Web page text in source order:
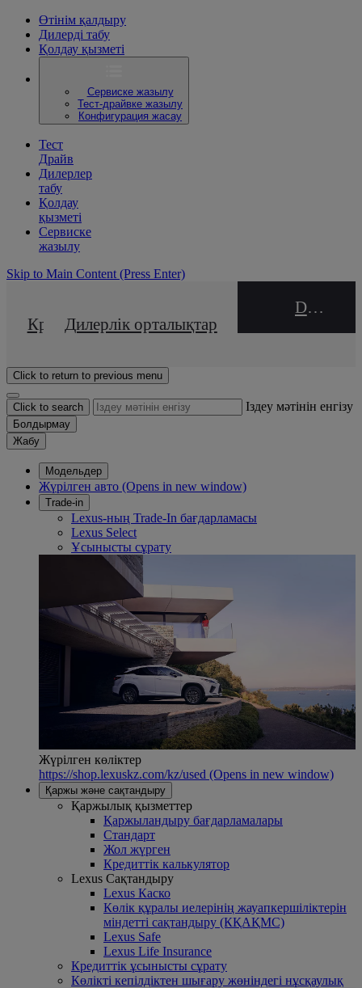
Өтінім қалдыру
Дилерді табу
Қолдау қызметі
Сервиске жазылу
Тест-драйвке жазылу
Конфигурация жасау
Тест
Драйв
Дилерлер
табу
Қолдау
қызметі
Сервиске
жазылу
Skip to Main Content (Press Enter)
Кредиттік калькулятор
Дилерлік орталықтар
DEALER NAME
Click to return to previous menu
Click to search Іздеу мәтінін енгізу
Болдырмау
Жабу
Модельдер
Жүрілген авто (Opens in new window)
Trade-in
Lexus-ның Trade-In бағдарламасы
Lexus Select
Ұсынысты сұрату
Жүрілген көліктер
https://shop.lexuskz.com/kz/used (Opens in new window)
Қаржы және сақтандыру
Қаржылық қызметтер
Қаржыландыру бағдарламалары
Стандарт
Жол жүрген
Кредиттік калькулятор
Lexus Сақтандыру
Lexus Каско
Көлік құралы иелерінің жауапкершіліктерін
міндетті сақтандыру (КҚАҚМС)
Lexus Safe
Lexus Life Insurance
Кредиттік ұсынысты сұрату
Көлікті кепілдіктен шығару жөніндегі нұсқаулық